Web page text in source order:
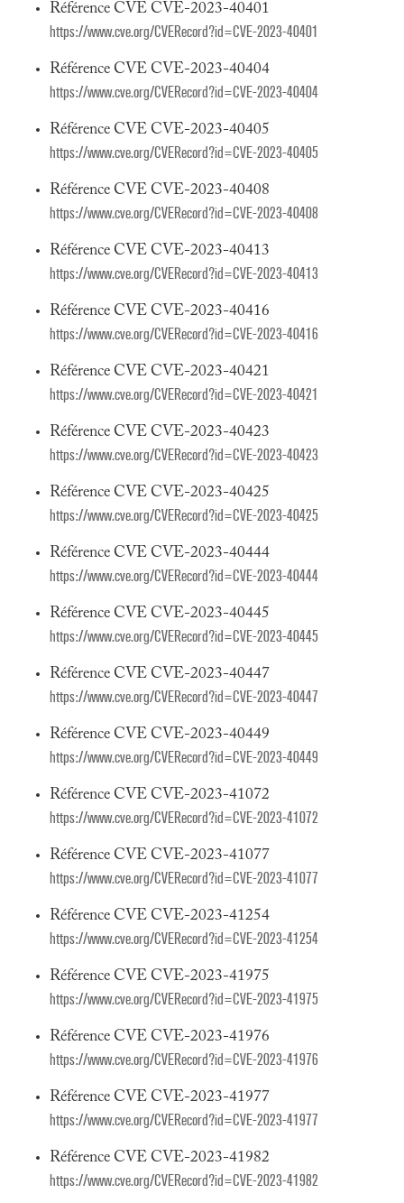
Référence CVE CVE-2023-40401
https://www.cve.org/CVERecord?id=CVE-2023-40401
Référence CVE CVE-2023-40404
https://www.cve.org/CVERecord?id=CVE-2023-40404
Référence CVE CVE-2023-40405
https://www.cve.org/CVERecord?id=CVE-2023-40405
Référence CVE CVE-2023-40408
https://www.cve.org/CVERecord?id=CVE-2023-40408
Référence CVE CVE-2023-40413
https://www.cve.org/CVERecord?id=CVE-2023-40413
Référence CVE CVE-2023-40416
https://www.cve.org/CVERecord?id=CVE-2023-40416
Référence CVE CVE-2023-40421
https://www.cve.org/CVERecord?id=CVE-2023-40421
Référence CVE CVE-2023-40423
https://www.cve.org/CVERecord?id=CVE-2023-40423
Référence CVE CVE-2023-40425
https://www.cve.org/CVERecord?id=CVE-2023-40425
Référence CVE CVE-2023-40444
https://www.cve.org/CVERecord?id=CVE-2023-40444
Référence CVE CVE-2023-40445
https://www.cve.org/CVERecord?id=CVE-2023-40445
Référence CVE CVE-2023-40447
https://www.cve.org/CVERecord?id=CVE-2023-40447
Référence CVE CVE-2023-40449
https://www.cve.org/CVERecord?id=CVE-2023-40449
Référence CVE CVE-2023-41072
https://www.cve.org/CVERecord?id=CVE-2023-41072
Référence CVE CVE-2023-41077
https://www.cve.org/CVERecord?id=CVE-2023-41077
Référence CVE CVE-2023-41254
https://www.cve.org/CVERecord?id=CVE-2023-41254
Référence CVE CVE-2023-41975
https://www.cve.org/CVERecord?id=CVE-2023-41975
Référence CVE CVE-2023-41976
https://www.cve.org/CVERecord?id=CVE-2023-41976
Référence CVE CVE-2023-41977
https://www.cve.org/CVERecord?id=CVE-2023-41977
Référence CVE CVE-2023-41982
https://www.cve.org/CVERecord?id=CVE-2023-41982